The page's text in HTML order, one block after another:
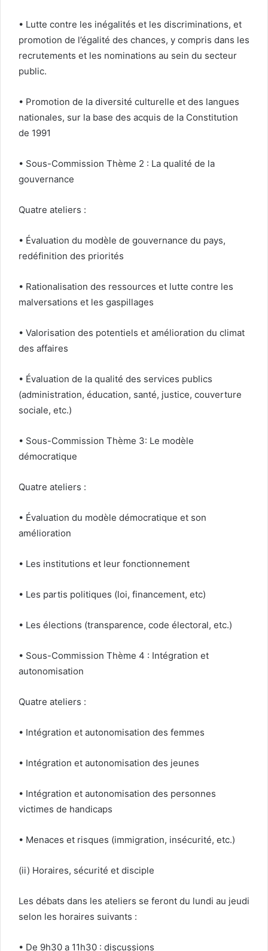
• Lutte contre les inégalités et les discriminations, et
promotion de l’égalité des chances, y compris dans les
recrutements et les nominations au sein du secteur
public.
• Promotion de la diversité culturelle et des langues
nationales, sur la base des acquis de la Constitution
de 1991
• Sous-Commission Thème 2 : La qualité de la
gouvernance
Quatre ateliers :
• Évaluation du modèle de gouvernance du pays,
redéfinition des priorités
• Rationalisation des ressources et lutte contre les
malversations et les gaspillages
• Valorisation des potentiels et amélioration du climat
des affaires
• Évaluation de la qualité des services publics
(administration, éducation, santé, justice, couverture
sociale, etc.)
• Sous-Commission Thème 3: Le modèle
démocratique
Quatre ateliers :
• Évaluation du modèle démocratique et son
amélioration
• Les institutions et leur fonctionnement
• Les partis politiques (loi, financement, etc)
• Les élections (transparence, code électoral, etc.)
• Sous-Commission Thème 4 : Intégration et
autonomisation
Quatre ateliers :
• Intégration et autonomisation des femmes
• Intégration et autonomisation des jeunes
• Intégration et autonomisation des personnes
victimes de handicaps
• Menaces et risques (immigration, insécurité, etc.)
(ii) Horaires, sécurité et disciple
Les débats dans les ateliers se feront du lundi au jeudi
selon les horaires suivants :
• De 9h30 a 11h30 : discussions